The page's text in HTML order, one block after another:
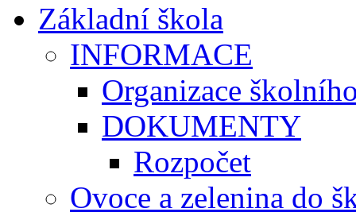
Základní škola
INFORMACE
Organizace
DOKUMENTY
Rozpočet
Ovoce a zelenina do